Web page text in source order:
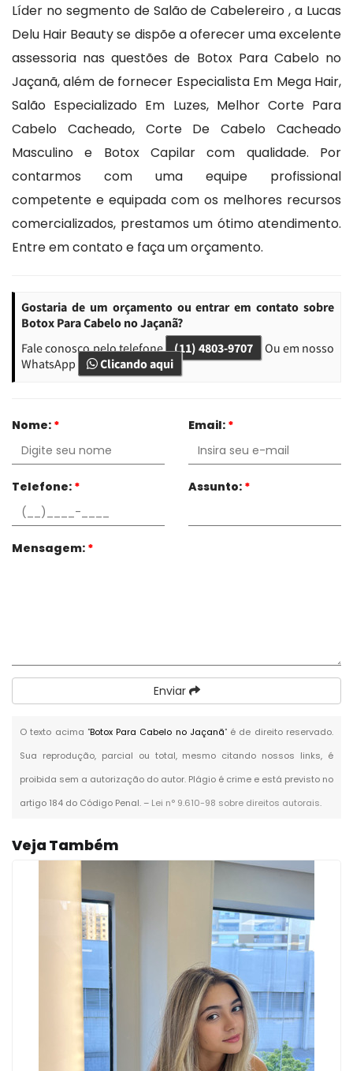
Líder no segmento de Salão de Cabelereiro , a Lucas
Delu Hair Beauty se dispõe a oferecer uma excelente
assessoria nas questões de Botox Para Cabelo no
Jaçanã, além de fornecer Especialista Em Mega Hair,
Salão Especializado Em Luzes, Melhor Corte Para
Cabelo Cacheado, Corte De Cabelo Cacheado
Masculino e Botox Capilar com qualidade. Por
contarmos com uma equipe profissional
competente e equipada com os melhores recursos
comercializados, prestamos um ótimo atendimento.
Entre em contato e faça um orçamento.
Gostaria de um orçamento ou entrar em contato sobre
Botox Para Cabelo no Jaçanã?
Fale conosco pelo telefone (11) 4803-9707
Ou em nosso
WhatsApp
Clicando aqui
Nome: * Email: *
Telefone: * Assunto: *
Mensagem: *
Enviar
O texto acima "Botox Para Cabelo no Jaçanã" é de direito reservado.
Sua reprodução, parcial ou total, mesmo citando nossos links, é
proibida sem a autorização do autor. Plágio é crime e está previsto no
artigo 184 do Código Penal. – Lei n° 9.610-98 sobre direitos autorais.
Veja Também